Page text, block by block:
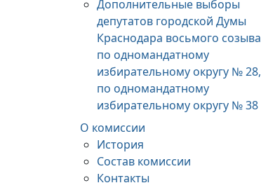
Дополнительные выборы
депутатов городской Думы
Краснодара восьмого созыва
по одномандатному
избирательному округу № 28,
по одномандатному
избирательному округу № 38
О комиссии
История
Состав комиссии
Контакты